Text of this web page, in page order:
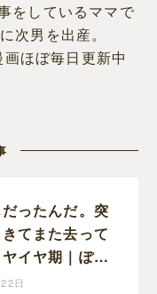
をしているママで
次男を出産。
ほぼ毎日更新中
ったんだ。突
てまた去って
イヤ期｜ぽこ
漫画
日